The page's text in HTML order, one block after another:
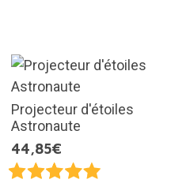
Projecteur d'étoiles
Astronaute
44,85€